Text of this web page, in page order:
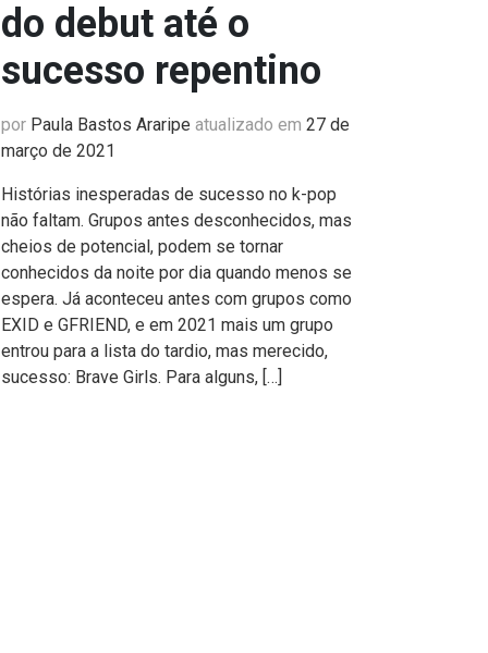
do debut até o
sucesso repentino
por Paula Bastos Araripe atualizado em 27 de
março de 2021
Histórias inesperadas de sucesso no k-pop
não faltam. Grupos antes desconhecidos, mas
cheios de potencial, podem se tornar
conhecidos da noite por dia quando menos se
espera. Já aconteceu antes com grupos como
EXID e GFRIEND, e em 2021 mais um grupo
entrou para a lista do tardio, mas merecido,
sucesso: Brave Girls. Para alguns, […]